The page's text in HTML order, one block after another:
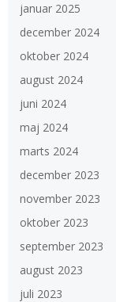
januar 2025
december 2024
oktober 2024
august 2024
juni 2024
maj 2024
marts 2024
december 2023
november 2023
oktober 2023
september 2023
august 2023
juli 2023